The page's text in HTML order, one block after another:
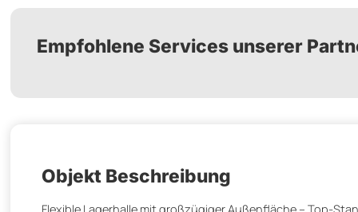
Empfohlene Services unserer
Objekt Beschreibung
Flexible Lagerhalle mit großzügiger Außenfläche – Top-